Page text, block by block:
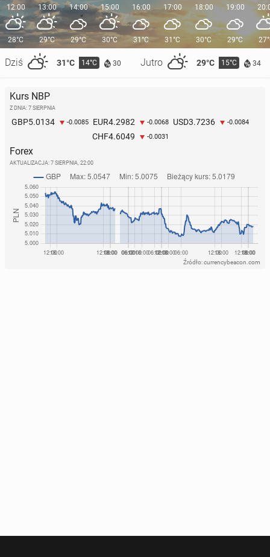
12:00
28°C
Dziś 31°C 14°C 30 Jutro 29°C 15°C 34
13:00
29°C
14:00
29°C
15:00
30°C
16:00
31°C
17:00
31°C
18:00
30°C
19:00
29°C
Kurs NBP
Z DNIA: 7 SIERPNIA
GBP5.0134 -0.0085 EUR4.2982 -0.0068 USD3.7236 -0.0084
CHF4.6049 -0.0031
Forex
AKTUALIZACJA: 7 SIERPNIA, 22:00
Źródło: currencybeacon.com